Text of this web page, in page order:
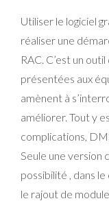
Utiliser le logiciel
réaliser une
RAC. C’est un
présentées aux
amènent à
améliorer. Tout y
complications,
Seule une version
possibilité , dans
le rajout de